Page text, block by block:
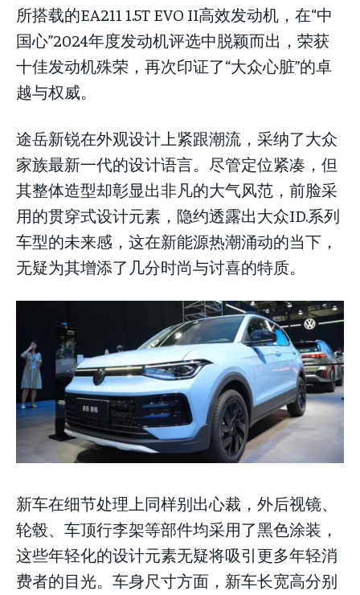
LIFESTYLE
LIFESTYLE
LIFESTYLE
所搭载的EA211 1.5T EVO II高效发动机，在“中
国心”2024年度发动机评选中脱颖而出，荣获
十佳发动机殊荣，再次印证了“大众心脏”的卓
越与权威。
途岳新锐在外观设计上紧跟潮流，采纳了大众
家族最新一代的设计语言。尽管定位紧凑，但
其整体造型却彰显出非凡的大气风范，前脸采
用的贯穿式设计元素，隐约透露出大众ID.系列
车型的未来感，这在新能源热潮涌动的当下，
无疑为其增添了几分时尚与讨喜的特质。
新车在细节处理上同样别出心裁，外后视镜、
轮毂、车顶行李架等部件均采用了黑色涂装，
这些年轻化的设计元素无疑将吸引更多年轻消
费者的目光。车身尺寸方面，新车长宽高分别